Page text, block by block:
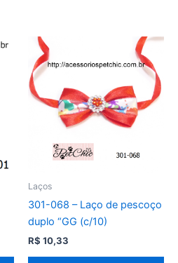
Laços
301-068 – Laço de pescoço
duplo “GG (c/10)
R$ 10,33